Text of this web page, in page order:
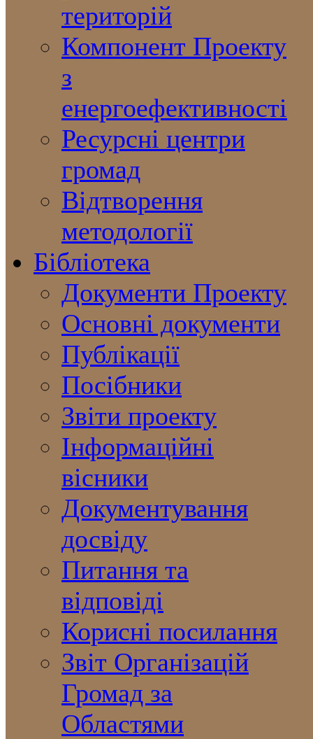
територій
Компонент Проекту
з
енергоефективності
Ресурсні центри
громад
Відтворення
методології
Бібліотека
Документи Проекту
Основні документи
Публікації
Посібники
Звіти проекту
Інформаційні
вісники
Документування
досвіду
Питання та
відповіді
Корисні посилання
Звіт Організацій
Громад за
Областями